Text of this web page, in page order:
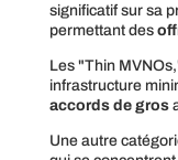
significatif sur sa
permettant des
Les "Thin
infrastructure
accords de gros
Une autre